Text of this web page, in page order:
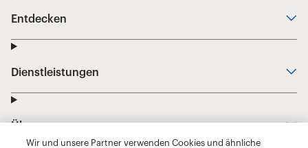
Wir und unsere Partner verwenden Cookies und ähnliche